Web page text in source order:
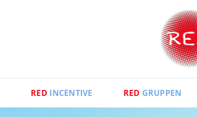
RED INCENTIVE RED GRUPPEN